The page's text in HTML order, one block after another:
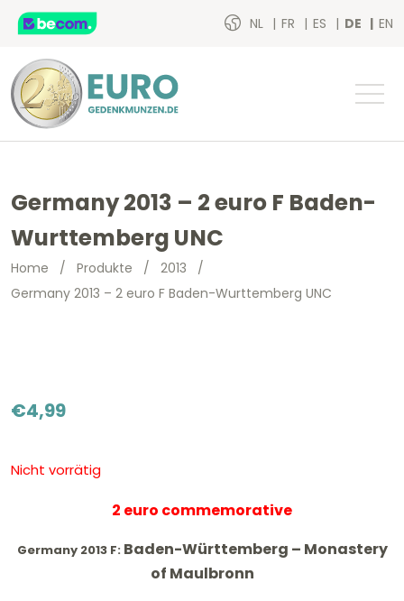
NL FR ES DE EN
Germany 2013 – 2 euro F Baden-
Wurttemberg UNC
Home / Produkte / 2013 /
Germany 2013 – 2 euro F Baden-Wurttemberg UNC
€4,99
Nicht vorrätig
2 euro commemorative
Germany 2013 F: Baden-Württemberg – Monastery
of Maulbronn